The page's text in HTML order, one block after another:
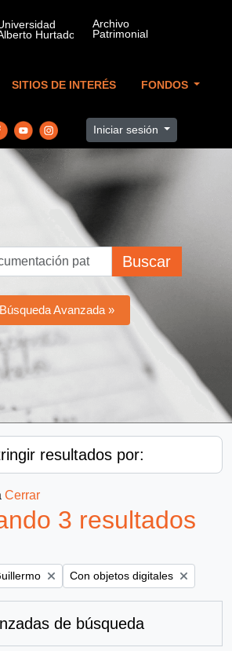
SITIOS DE INTERÉS FONDOS
Iniciar sesión
Buscar
Búsqueda Avanzada »
resultados por:
Cerrar
3 resultados
Remove filter:
Con objetos digitales
de búsqueda